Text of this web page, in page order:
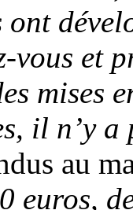
ont
vous et
mises
il n’y
au
euros,